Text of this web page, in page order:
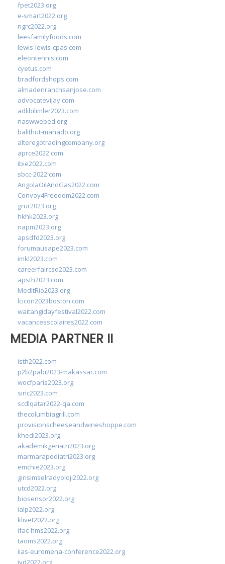
fpet2023.org
e-smart2022.org
ngrc2022.org
leesfamilyfoods.com
lewis-lewis-cpas.com
eleontennis.com
cyetus.com
bradfordshops.com
almadenranchsanjose.com
advocatevijay.com
adlibilimler2023.com
naswwebed.org
balithut-manado.org
alteregotradingcompany.org
aprce2022.com
ibie2022.com
sbcc-2022.com
AngolaOilAndGas2022.com
Convoy4Freedom2022.com
grur2023.org
hkhk2023.org
napm2023.org
apsdfd2023.org
forumausape2023.com
imkl2023.com
careerfaircsd2023.com
apsth2023.com
MedItRio2023.org
lcicon2023boston.com
waitangidayfestival2022.com
vacancesscolaires2022.com
MEDIA PARTNER II
isth2022.com
p2b2pabi2023-makassar.com
wocfparis2023.org
sinc2023.com
scdlqatar2022-qa.com
thecolumbiagrill.com
provisionscheeseandwineshoppe.com
khedi2023.org
akademikgeriatri2023.org
marmarapediatri2023.org
emchie2023.org
girisimselradyoloji2022.org
utcd2022.org
biosensor2022.org
ialp2022.org
klivet2022.org
ifac-hms2022.org
taoms2022.org
iias-euromena-conference2022.org
ivd2022.org